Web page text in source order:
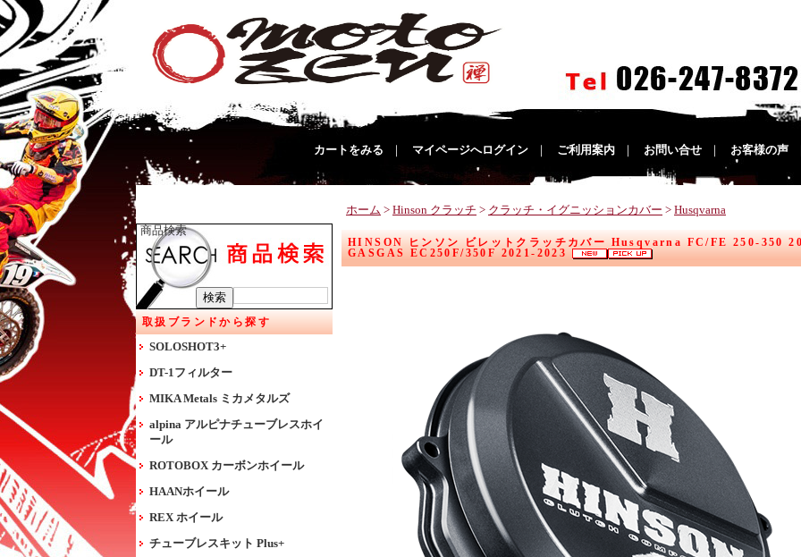
カートをみる マイページへログイン ご利用案内 お問い合せ お客様の声
商品検索
取扱ブランドから探す
SOLOSHOT3+
DT-1フィルター
MIKA Metals ミカメタルズ
alpina アルピナチューブレスホイ
ール
ROTOBOX カーボンホイール
HAANホイール
REX ホイール
チューブレスキット Plus+
ホーム > Hinson クラッチ > クラッチ・イグニッションカバー > Husqvarna
HINSON ヒンソン ビレットクラッチカバー Husqvarna FC/FE 250-350
GASGAS EC250F/350F 2021-2023